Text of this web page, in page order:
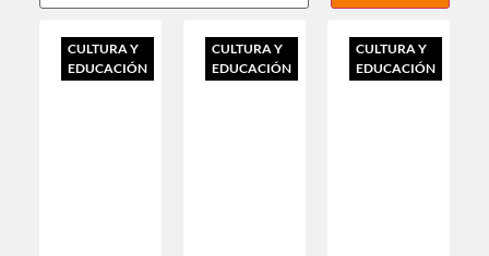
CULTURA Y
EDUCACIÓN
CULTURA Y
EDUCACIÓN
CULTURA Y
EDUCACIÓN